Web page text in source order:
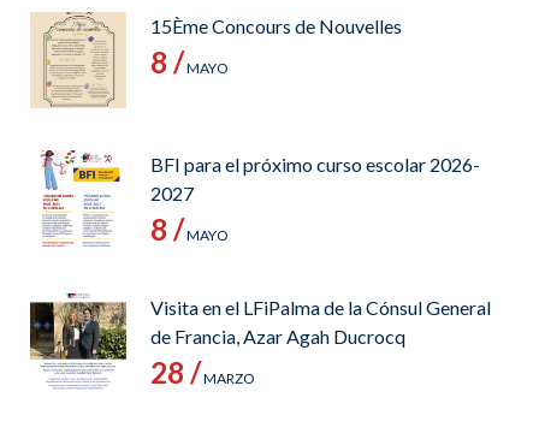
15Ème Concours de Nouvelles
8 /MAYO
BFI para el próximo curso escolar 2026-
2027
8 /MAYO
Visita en el LFiPalma de la Cónsul General
de Francia, Azar Agah Ducrocq
28 /MARZO